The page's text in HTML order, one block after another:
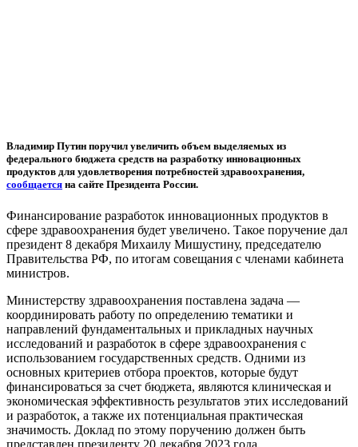
Владимир Путин поручил увеличить объем выделяемых из
федерального бюджета средств на разработку инновационных
продуктов для удовлетворения потребностей здравоохранения,
сообщается на сайте Президента России.
Финансирование разработок инновационных продуктов в
сфере здравоохранения будет увеличено. Такое поручение дал
президент 8 декабря Михаилу Мишустину, председателю
Правительства РФ, по итогам совещания с членами кабинета
министров.
Министерству здравоохранения поставлена задача —
координировать работу по определению тематики и
направлений фундаментальных и прикладных научных
исследований и разработок в сфере здравоохранения с
использованием государственных средств. Одними из
основных критериев отбора проектов, которые будут
финансироваться за счет бюджета, являются клиническая и
экономическая эффективность результатов этих исследований
и разработок, а также их потенциальная практическая
значимость. Доклад по этому поручению должен быть